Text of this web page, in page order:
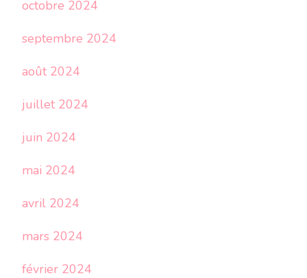
octobre 2024
septembre 2024
août 2024
juillet 2024
juin 2024
mai 2024
avril 2024
mars 2024
février 2024